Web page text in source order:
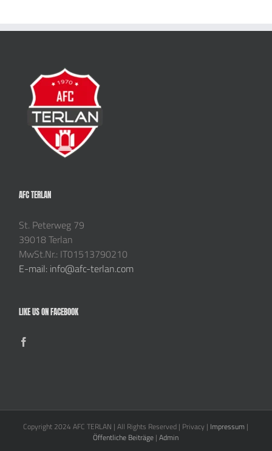
AFC TERLAN
St. Peterweg 79
39018 Terlan
MwSt.Nr.: IT01513790210
E-mail: info@afc-terlan.com
LIKE US ON FACEBOOK
Copyright 2024 AFC TERLAN | All Rights Reserved | Privacy | Impressum |
Öffentliche Beiträge |Admin